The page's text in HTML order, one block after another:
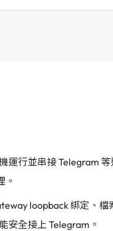
運行並串接 Telegram
。
loopback 綁定、檔
安全接上 Telegram。